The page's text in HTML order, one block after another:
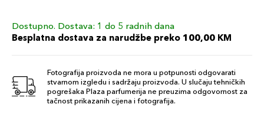
80ml
Šifra artikla
288,00 KM
Dostupno. Dostava: 1 do 5 radnih dana
Besplatna dostava za narudžbe preko 100,00 KM
Fotografija proizvoda ne mora u potpunosti odgovarati
stvarnom izgledu i sadržaju proizvoda. U slučaju tehničkih
pogrešaka Plaza parfumerija ne preuzima odgovornost za
tačnost prikazanih cijena i fotografija.